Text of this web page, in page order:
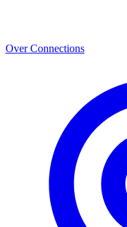
Over Connections